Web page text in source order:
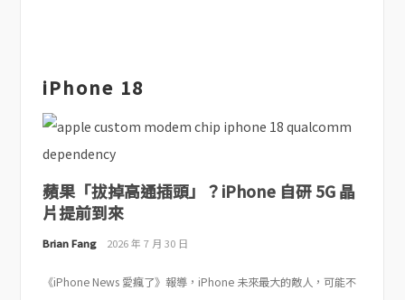
iPhone 18
蘋果「拔掉高通插頭」？iPhone 自研 5G 晶
片提前到來
Brian Fang 2026 年 7 月 30 日
《iPhone News 愛瘋了》報導，iPhone 未來最大的敵人，可能不